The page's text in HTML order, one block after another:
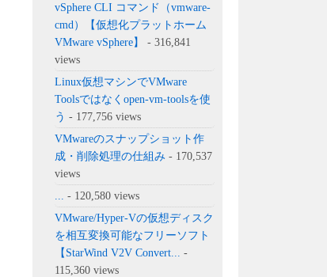
vSphere CLI コマンド（vmware-
cmd）【仮想化プラットホーム
VMware vSphere】
- 316,841
views
Linux仮想マシンでVMware
Toolsではなくopen-vm-toolsを使
う - 177,756 views
VMwareのスナップショット作
成・削除処理の仕組み - 170,537
views
- 120,580 views
VMware/Hyper-Vの仮想ディスク
を相互変換可能なフリーソフト
【StarWind V2V Convert...
-
115,360 views